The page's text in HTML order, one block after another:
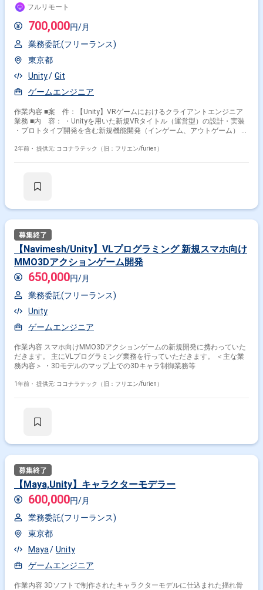
フルリモート
700,000円/月
業務委託(フリーランス)
東京都
Unity
Git
ゲームエンジニア
作業内容 ■案 件：【Unity】VRゲームにおけるクライアントエンジニア
業務 ■内 容： ・Unityを用いた新規VRタイトル（運営型）の設計・実装
・プロトタイプ開発を含む新規機能開発（インゲーム、アウトゲーム） ・
数の見積もり、調整など
2年前・ 提供元: ココナラテック（旧：フリエン/furien）
【Navimesh/Unity】VLプログラミング 新規スマホ向け
MMO3Dアクションゲーム開発
650,000円/月
業務委託(フリーランス)
Unity
ゲームエンジニア
作業内容 スマホ向けMMO3Dアクションゲームの新規開発に携わっていた
だきます。 主にVLプログラミング業務を行っていただきます。 ＜主な業
務内容＞ ・3Dモデルのマップ上での3Dキャラ制御業務等
1年前・ 提供元: ココナラテック（旧：フリエン/furien）
【Maya,Unity】キャラクターモデラー
600,000円/月
業務委託(フリーランス)
東京都
Maya
Unity
ゲームエンジニア
作業内容 3Dソフトで制作されたキャラクターモデルに仕込まれた揺れ骨